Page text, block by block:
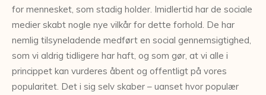
for mennesket, som stadig holder. Imidlertid har de sociale
medier skabt nogle nye vilkår for dette forhold. De har
nemlig tilsyneladende medført en social gennemsigtighed,
som vi aldrig tidligere har haft, og som gør, at vi alle i
princippet kan vurderes åbent og offentligt på vores
popularitet. Det i sig selv skaber – uanset hvor populær